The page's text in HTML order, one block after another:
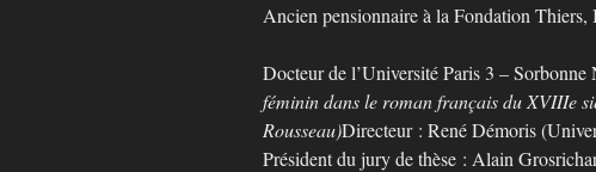
Ancien pensionnaire à la Fondation
Docteur de l’Université Paris 3 –
féminin dans le roman français du XVIIIe
Rousseau)Directeur : René Démoris
Président du jury de thèse : Alain